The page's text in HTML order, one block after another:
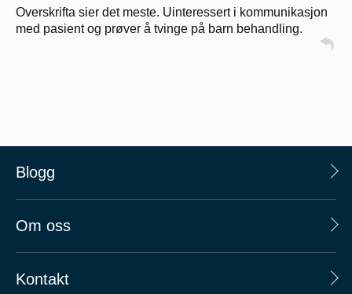
Overskrifta sier det meste. Uinteressert i kommunikasjon
med pasient og prøver å tvinge på barn behandling.
Blogg
Om oss
Kontakt